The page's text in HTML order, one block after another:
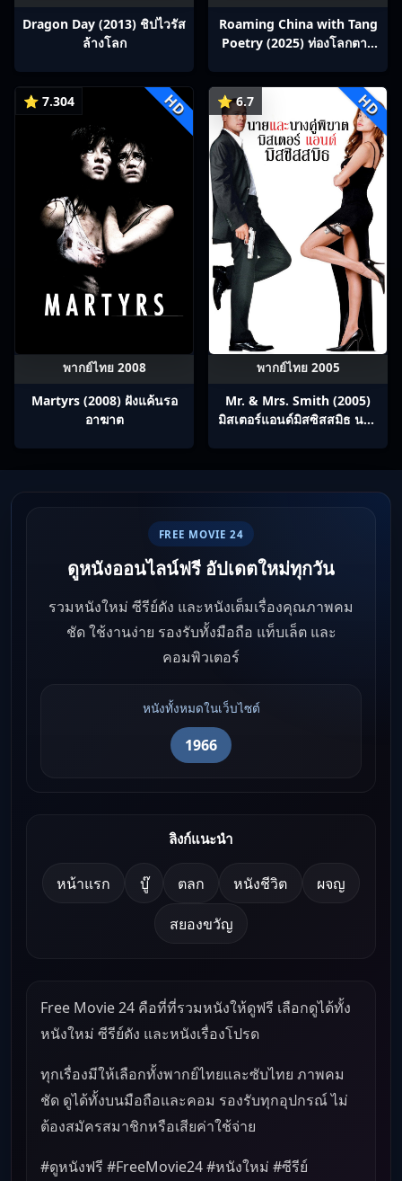
Dragon Day (2013) ชิปไวรัส
ล้างโลก
Roaming China with Tang
Poetry (2025) ท่องโลกตาม
⭐ 7.304 HD
พากย์ไทย 2008
Martyrs (2008) ฝังแค้นรอ
อาฆาต
⭐ 6.7 HD
พากย์ไทย 2005
Mr. & Mrs. Smith (2005)
มิสเตอร์แอนด์มิสซิสสมิธ นาย
FREE MOVIE 24
ดูหนังออนไลน์ฟรี อัปเดตใหม่ทุกวัน
รวมหนังใหม่ ซีรีย์ดัง และหนังเต็มเรื่องคุณภาพคม
ชัด ใช้งานง่าย รองรับทั้งมือถือ แท็บเล็ต และ
คอมพิวเตอร์
หนังทั้งหมดในเว็บไซต์
1966
ลิงก์แนะนำ
หน้าแรก บู๊ ตลก หนังชีวิต ผจญ
สยองขวัญ
Free Movie 24 คือที่ที่รวมหนังให้ดูฟรี เลือกดูได้ทั้ง
หนังใหม่ ซีรีย์ดัง และหนังเรื่องโปรด
ทุกเรื่องมีให้เลือกทั้งพากย์ไทยและซับไทย ภาพคม
ชัด ดูได้ทั้งบนมือถือและคอม รองรับทุกอุปกรณ์ ไม่
ต้องสมัครสมาชิกหรือเสียค่าใช้จ่าย
#ดูหนังฟรี #FreeMovie24 #หนังใหม่ #ซีรีย์